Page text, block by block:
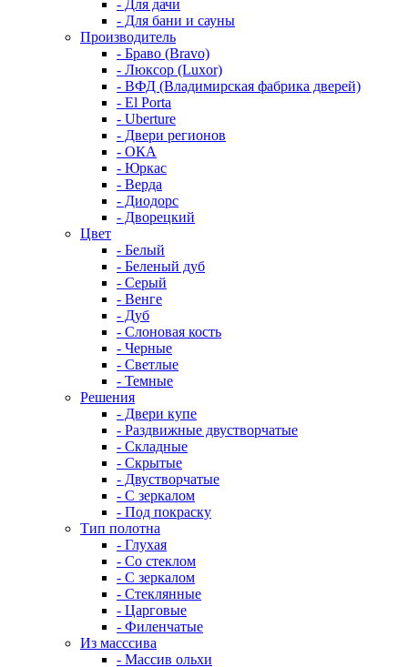
- Для дачи
- Для бани и сауны
Производитель
- Браво (Bravo)
- Люксор (Luxor)
- ВФД (Владимирская фабрика дверей)
- El Porta
- Uberture
- Двери регионов
- ОКА
- Юркас
- Верда
- Диодорс
- Дворецкий
Цвет
- Белый
- Беленый дуб
- Серый
- Венге
- Дуб
- Слоновая кость
- Черные
- Светлые
- Темные
Решения
- Двери купе
- Раздвижные двустворчатые
- Складные
- Скрытые
- Двустворчатые
- С зеркалом
- Под покраску
Тип полотна
- Глухая
- Со стеклом
- С зеркалом
- Стеклянные
- Царговые
- Филенчатые
Из масссива
- Массив ольхи